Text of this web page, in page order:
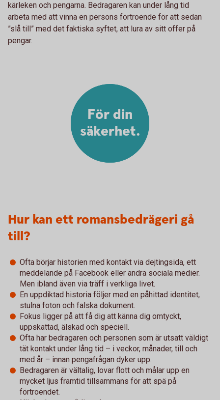
kärleken och pengarna. Bedragaren kan under lång tid
arbeta med att vinna en persons förtroende för att sedan
”slå till” med det faktiska syftet, att lura av sitt offer på
pengar.
För din
säkerhet.
Hur kan ett romansbedrägeri gå
till?
Ofta börjar historien med kontakt via dejtingsida, ett
meddelande på Facebook eller andra sociala medier.
Men ibland även via träff i verkliga livet.
En uppdiktad historia följer med en påhittad identitet,
stulna foton och falska dokument.
Fokus ligger på att få dig att känna dig omtyckt,
uppskattad, älskad och speciell.
Ofta har bedragaren och personen som är utsatt väldigt
tät kontakt under lång tid – i veckor, månader, till och
med år – innan pengafrågan dyker upp.
Bedragaren är vältalig, lovar flott och målar upp en
mycket ljus framtid tillsammans för att spä på
förtroendet.